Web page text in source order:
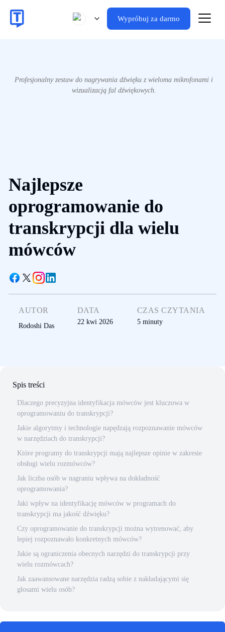
Wypróbuj za darmo
Profesjonalny zestaw do nagrywania dźwięku z wieloma mikrofonami i
wizualizacją fal dźwiękowych.
Najlepsze
oprogramowanie do
transkrypcji dla wielu
mówców
AUTOR
Rodoshi Das
DATA
22 kwi 2026
CZAS CZYTANIA
5 minuty
Spis treści
Dlaczego precyzyjna identyfikacja mówców jest kluczowa w
oprogramowaniu do transkrypcji?
Jakie algorytmy i technologie napędzają rozpoznawanie mówców
w narzędziach do transkrypcji?
Które programy do transkrypcji mają najlepsze opinie w zakresie
obsługi wielu rozmówców?
Jak liczba osób w nagraniu wpływa na dokładność
oprogramowania?
Jaki wpływ na identyfikację mówców w programach do
transkrypcji ma jakość dźwięku?
Czy oprogramowanie do transkrypcji można wytrenować, aby
lepiej rozpoznawało konkretnych mówców?
Jakie są ograniczenia obecnych narzędzi do transkrypcji przy
wielu rozmówcach?
Jak zaawansowane narzędzia radzą sobie z nakładającymi się
głosami wielu osób?